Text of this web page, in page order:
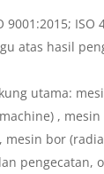
ISO
atas hasil
utama:
,
bor
pengecatan,